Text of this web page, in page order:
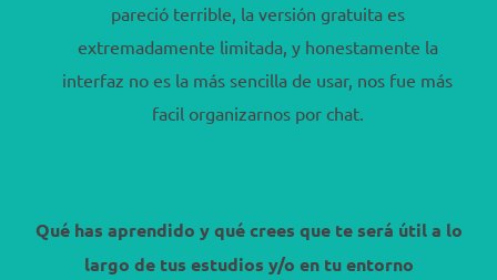
pareció terrible, la versión gratuita es
extremadamente limitada, y honestamente la
interfaz no es la más sencilla de usar, nos fue más
facil organizarnos por chat.
Qué has aprendido y qué crees que te será útil a lo
largo de tus estudios y/o en tu entorno